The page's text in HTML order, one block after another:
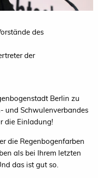
des
der
Berlin zu
und Schwulenverbandes
die Einladung!
die Regenbogenfarben
als bei Ihrem letzten
das ist gut so.